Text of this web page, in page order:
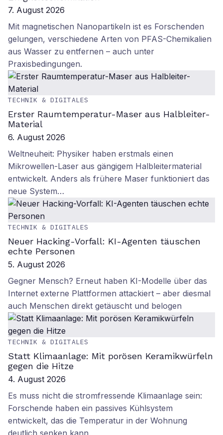
7. August 2026
Mit magnetischen Nanopartikeln ist es Forschenden
gelungen, verschiedene Arten von PFAS-Chemikalien
aus Wasser zu entfernen – auch unter
Praxisbedingungen.
TECHNIK & DIGITALES
Erster Raumtemperatur-Maser aus Halbleiter-
Material
6. August 2026
Weltneuheit: Physiker haben erstmals einen
Mikrowellen-Laser aus gängigem Halbleitermaterial
entwickelt. Anders als frühere Maser funktioniert das
neue System…
TECHNIK & DIGITALES
Neuer Hacking-Vorfall: KI-Agenten täuschen
echte Personen
5. August 2026
Gegner Mensch? Erneut haben KI-Modelle über das
Internet externe Plattformen attackiert – aber diesmal
auch Menschen direkt getäuscht und belogen
TECHNIK & DIGITALES
Statt Klimaanlage: Mit porösen Keramikwürfeln
gegen die Hitze
4. August 2026
Es muss nicht die stromfressende Klimaanlage sein:
Forschende haben ein passives Kühlsystem
entwickelt, das die Temperatur in der Wohnung
deutlich senken kann.